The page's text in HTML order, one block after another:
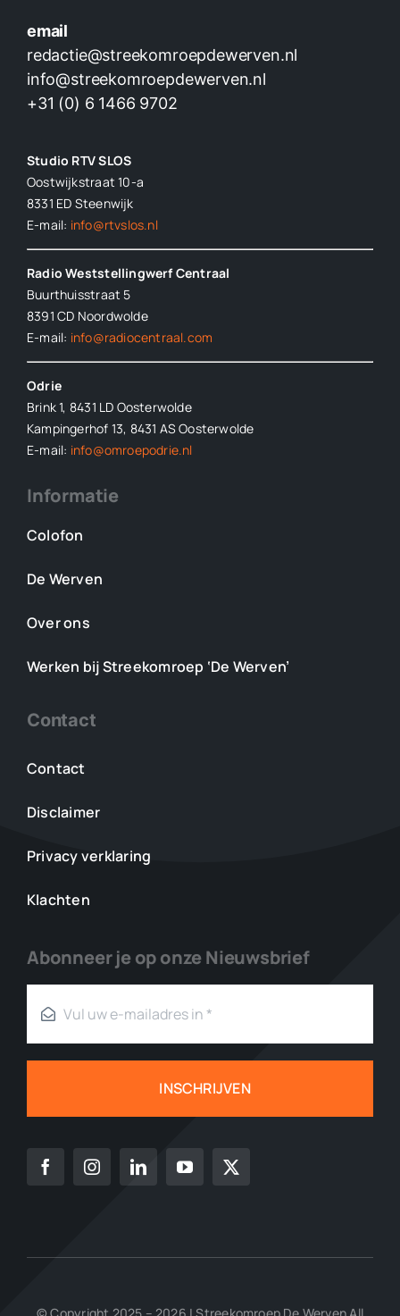
email
redactie@streekomroepdewerven.nl
info@streekomroepdewerven.nl
+31 (0) 6 1466 9702
Studio RTV SLOS
Oostwijkstraat 10-a
8331 ED Steenwijk
E-mail: info@rtvslos.nl
Radio Weststellingwerf Centraal
Buurthuisstraat 5
8391 CD Noordwolde
E-mail: info@radiocentraal.com
Odrie
Brink 1, 8431 LD Oosterwolde
Kampingerhof 13, 8431 AS Oosterwolde
E-mail: info@omroepodrie.nl
Informatie
Colofon
De Werven
Over ons
Werken bij Streekomroep ‘De Werven’
Contact
Contact
Disclaimer
Privacy verklaring
Klachten
Abonneer je op onze Nieuwsbrief
INSCHRIJVEN